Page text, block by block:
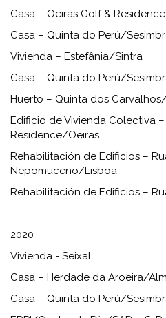
Casa – Oeiras Golf &
Casa – Quinta do Perú/
Vivienda – Estefânia/Sintra
Casa – Quinta do Perú/
Huerto – Quinta dos
Edificio de Vivienda Colectiva
Residence/Oeiras
Rehabilitación de Edificios –
Nepomuceno/Lisboa
Rehabilitación de Edificios –
2020
Vivienda - Seixal
Casa – Herdade da Aroeira/
Casa – Quinta do Perú/